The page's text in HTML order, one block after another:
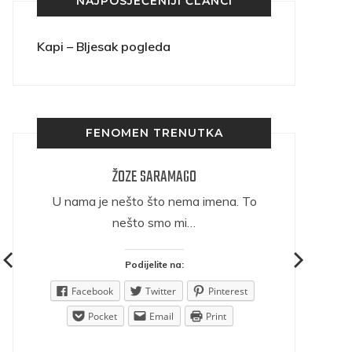
Kapi – Bljesak pogleda
FENOMEN TRENUTKA
ŽOZE SARAMAGO
U nama je nešto što nema imena. To
nešto smo mi…
Podijelite na:
Facebook Twitter
Pinterest
Pocket
Email Print